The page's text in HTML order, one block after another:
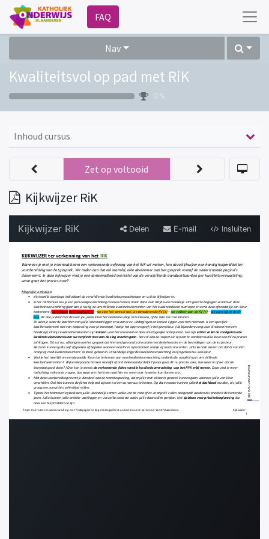
FAQ
Nav
Kwaliteitsvol op pad met RiK
0 %
Inhoud cursus
Kijkwijzer RiK
Zet op voltooid